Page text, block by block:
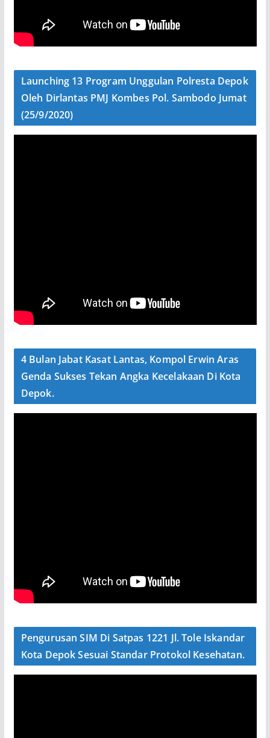
Launching 13 Program Unggulan Polresta Depok
Oleh Dirlantas PMJ Kombes Pol. Sambodo Jumat
(25/9/2020)
4 Bulan Jabat Kasat Lantas, Kompol Erwin Aras
Genda Sukses Tekan Angka Kecelakaan Di Kota
Depok.
Pengurusan SIM Di Satpas 1221 Jl. Tole Iskandar
Kota Depok Sesuai Standar Protokol Kesehatan.